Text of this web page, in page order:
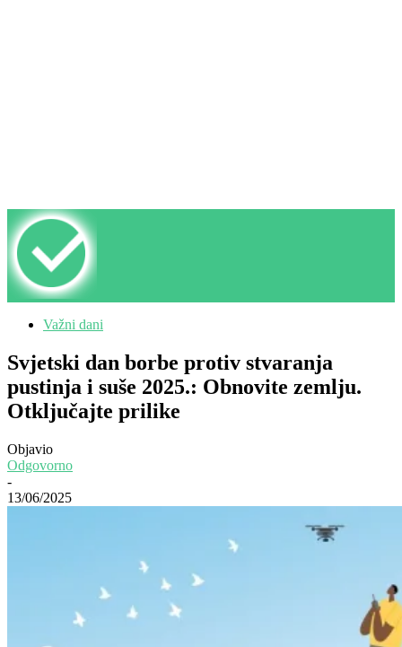
Važni dani
Svjetski dan borbe protiv stvaranja
pustinja i suše 2025.: Obnovite zemlju.
Otključajte prilike
Objavio
Odgovorno
-
13/06/2025